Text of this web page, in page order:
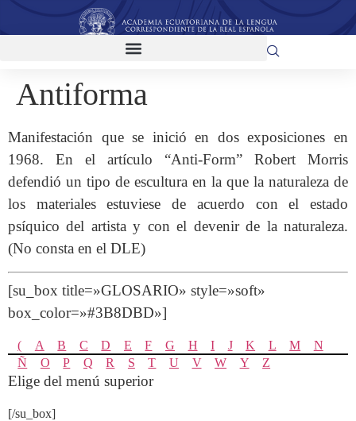
Antiforma
Manifestación que se inició en dos exposiciones en
1968. En el artículo “Anti-Form” Robert Morris
defendió un tipo de escultura en la que la naturaleza de
los materiales estuviese de acuerdo con el estado
psíquico del artista y con el devenir de la naturaleza.
(No consta en el DLE)
[su_box title=»GLOSARIO» style=»soft»
box_color=»#3B8DBD»]
( A B C D E F G H I J K L M
N
Ñ
O P Q R S T U V W Y Z
Elige del menú superior
[/su_box]